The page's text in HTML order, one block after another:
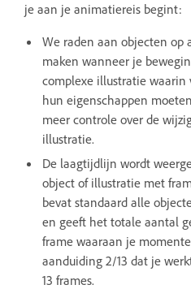
je aan je animatiereis begint:
We raden aan objecten op
maken wanneer je
complexe illustratie
hun eigenschappen
meer controle over de
illustratie.
De laagtijdlijn wordt
object of illustratie met
bevat standaard alle
en geeft het totale aantal
frame waaraan je
aanduiding 2/13 dat je
13 frames.